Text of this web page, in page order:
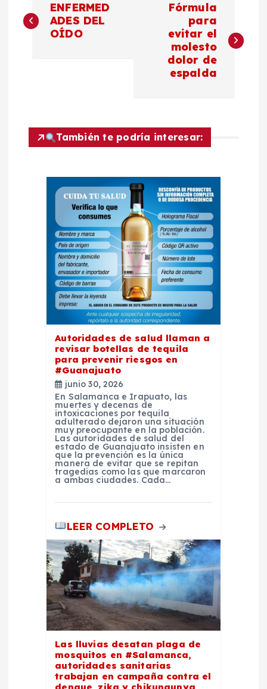
a
a
ENFERMED
ADES DEL
OÍDO
Fórmula
para
evitar el
molesto
dolor de
espalda
También te podría interesar:
Autoridades de salud llaman a
revisar botellas de tequila
para prevenir riesgos en
#Guanajuato
junio 30, 2026
En Salamanca e Irapuato, las
muertes y decenas de
intoxicaciones por tequila
adulterado dejaron una situación
muy preocupante en la población.
Las autoridades de salud del
estado de Guanajuato insisten en
que la prevención es la única
manera de evitar que se repitan
tragedias como las que marcaron
a ambas ciudades. Cada…
LEER COMPLETO
Las lluvias desatan plaga de
mosquitos en #Salamanca,
autoridades sanitarias
trabajan en campaña contra el
dengue, zika y chikungunya